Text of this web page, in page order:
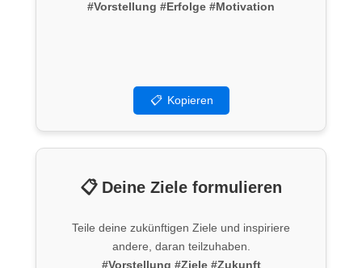
#Vorstellung #Erfolge #Motivation
📋 Kopieren
📋 Deine Ziele formulieren
Teile deine zukünftigen Ziele und inspiriere
andere, daran teilzuhaben.
#Vorstellung #Ziele #Zukunft